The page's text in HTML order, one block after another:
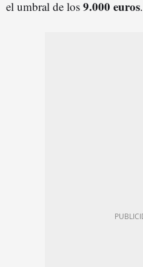
el umbral de los 9.000 euros.